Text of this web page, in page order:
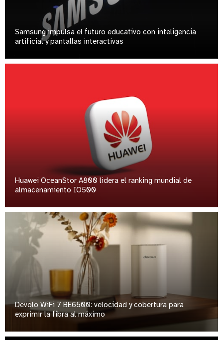
Samsung impulsa el futuro educativo con inteligencia
artificial y pantallas interactivas
Huawei OceanStor A800 lidera el ranking mundial de
almacenamiento IO500
Devolo WiFi 7 BE6500: velocidad y cobertura para
exprimir la fibra al máximo